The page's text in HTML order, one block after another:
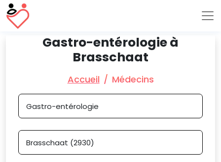
Gastro-entérologie à
Brasschaat
Accueil Médecins